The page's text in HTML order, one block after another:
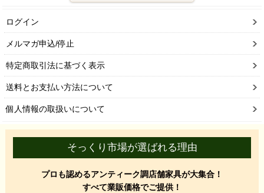
ログイン
メルマガ申込/停止
特定商取引法に基づく表示
送料とお支払い方法について
個人情報の取扱いについて
そっくり市場が選ばれる理由
プロも認めるアンティーク調店舗家具が大集合！
すべて業販価格でご提供！